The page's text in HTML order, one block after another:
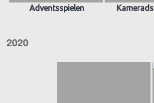
Adventsspielen
2020